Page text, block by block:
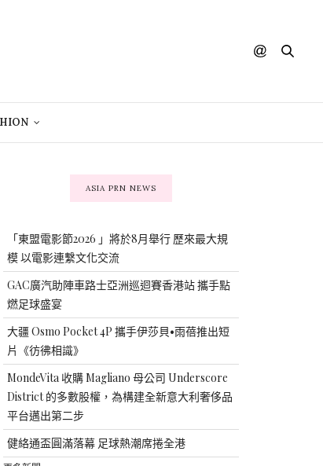
ASIA PRN NEWS
「東盟電影節2026 」將於8月舉行 歷來最大規
模 以電影連繫文化交流
GAC廣汽助陣車路士亞洲巡迴賽香港站 攜手點
燃足球盛宴
大疆 Osmo Pocket 4P 攜手伊莎貝•雨蓓推出短
片《彷彿相識》
MondeVita 收購 Magliano 母公司 Underscore
District 的多數股權，為構建全新意大利奢侈品
平台邁出第二步
健絡通盃圓滿落幕 足球熱潮席捲全港